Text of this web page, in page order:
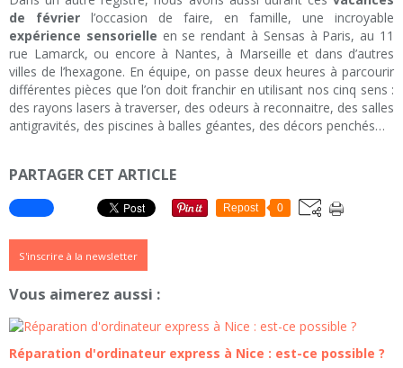
de février l’occasion de faire, en famille, une incroyable
expérience sensorielle en se rendant à Sensas à Paris, au 11
rue Lamarck, ou encore à Nantes, à Marseille et dans d’autres
villes de l’hexagone. En équipe, on passe deux heures à parcourir
différentes pièces que l’on doit franchir en utilisant nos cinq sens :
des rayons lasers à traverser, des odeurs à reconnaitre, des salles
antigravités, des piscines à balles géantes, des décors penchés…
PARTAGER CET ARTICLE
Repost 0
S'inscrire à la newsletter
Vous aimerez aussi :
Réparation d'ordinateur express à Nice : est-ce possible ?